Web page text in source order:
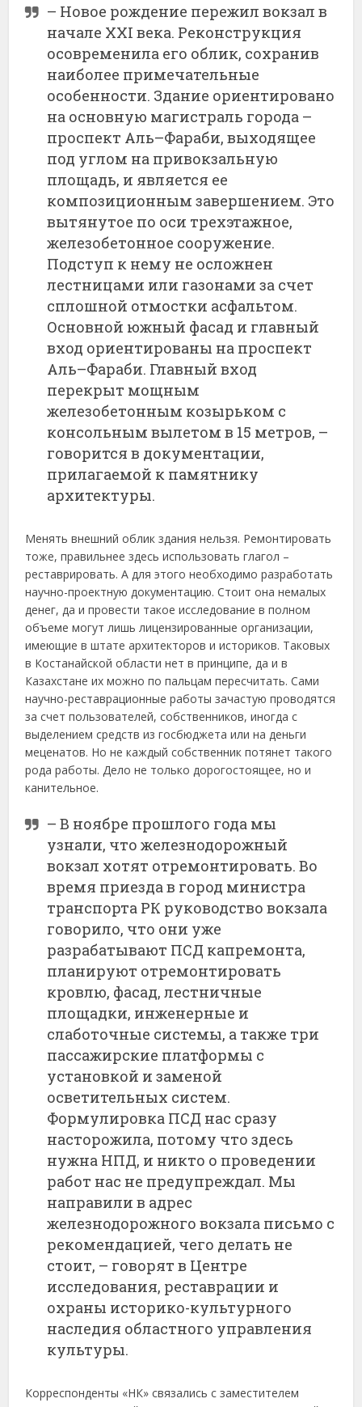
– Новое рождение пережил вокзал в
начале ХХІ века. Реконструкция
осовременила его облик, сохранив
наиболее примечательные
особенности. Здание ориентировано
на основную магистраль города –
проспект Аль–Фараби, выходящее
под углом на привокзальную
площадь, и является ее
композиционным завершением. Это
вытянутое по оси трехэтажное,
железобетонное сооружение.
Подступ к нему не осложнен
лестницами или газонами за счет
сплошной отмостки асфальтом.
Основной южный фасад и главный
вход ориентированы на проспект
Аль–Фараби. Главный вход
перекрыт мощным
железобетонным козырьком с
консольным вылетом в 15 метров, –
говорится в документации,
прилагаемой к памятнику
архитектуры.
Менять внешний облик здания нельзя. Ремонтировать
тоже, правильнее здесь использовать глагол –
реставрировать. А для этого необходимо разработать
научно-проектную документацию. Стоит она немалых
денег, да и провести такое исследование в полном
объеме могут лишь лицензированные организации,
имеющие в штате архитекторов и историков. Таковых
в Костанайской области нет в принципе, да и в
Казахстане их можно по пальцам пересчитать. Сами
научно-реставрационные работы зачастую проводятся
за счет пользователей, собственников, иногда с
выделением средств из госбюджета или на деньги
меценатов. Но не каждый собственник потянет такого
рода работы. Дело не только дорогостоящее, но и
канительное.
– В ноябре прошлого года мы
узнали, что железнодорожный
вокзал хотят отремонтировать. Во
время приезда в город министра
транспорта РК руководство вокзала
говорило, что они уже
разрабатывают ПСД капремонта,
планируют отремонтировать
кровлю, фасад, лестничные
площадки, инженерные и
слаботочные системы, а также три
пассажирские платформы с
установкой и заменой
осветительных систем.
Формулировка ПСД нас сразу
насторожила, потому что здесь
нужна НПД, и никто о проведении
работ нас не предупреждал. Мы
направили в адрес
железнодорожного вокзала письмо с
рекомендацией, чего делать не
стоит, – говорят в Центре
исследования, реставрации и
охраны историко-культурного
наследия областного управления
культуры.
Корреспонденты «НК» связались с заместителем